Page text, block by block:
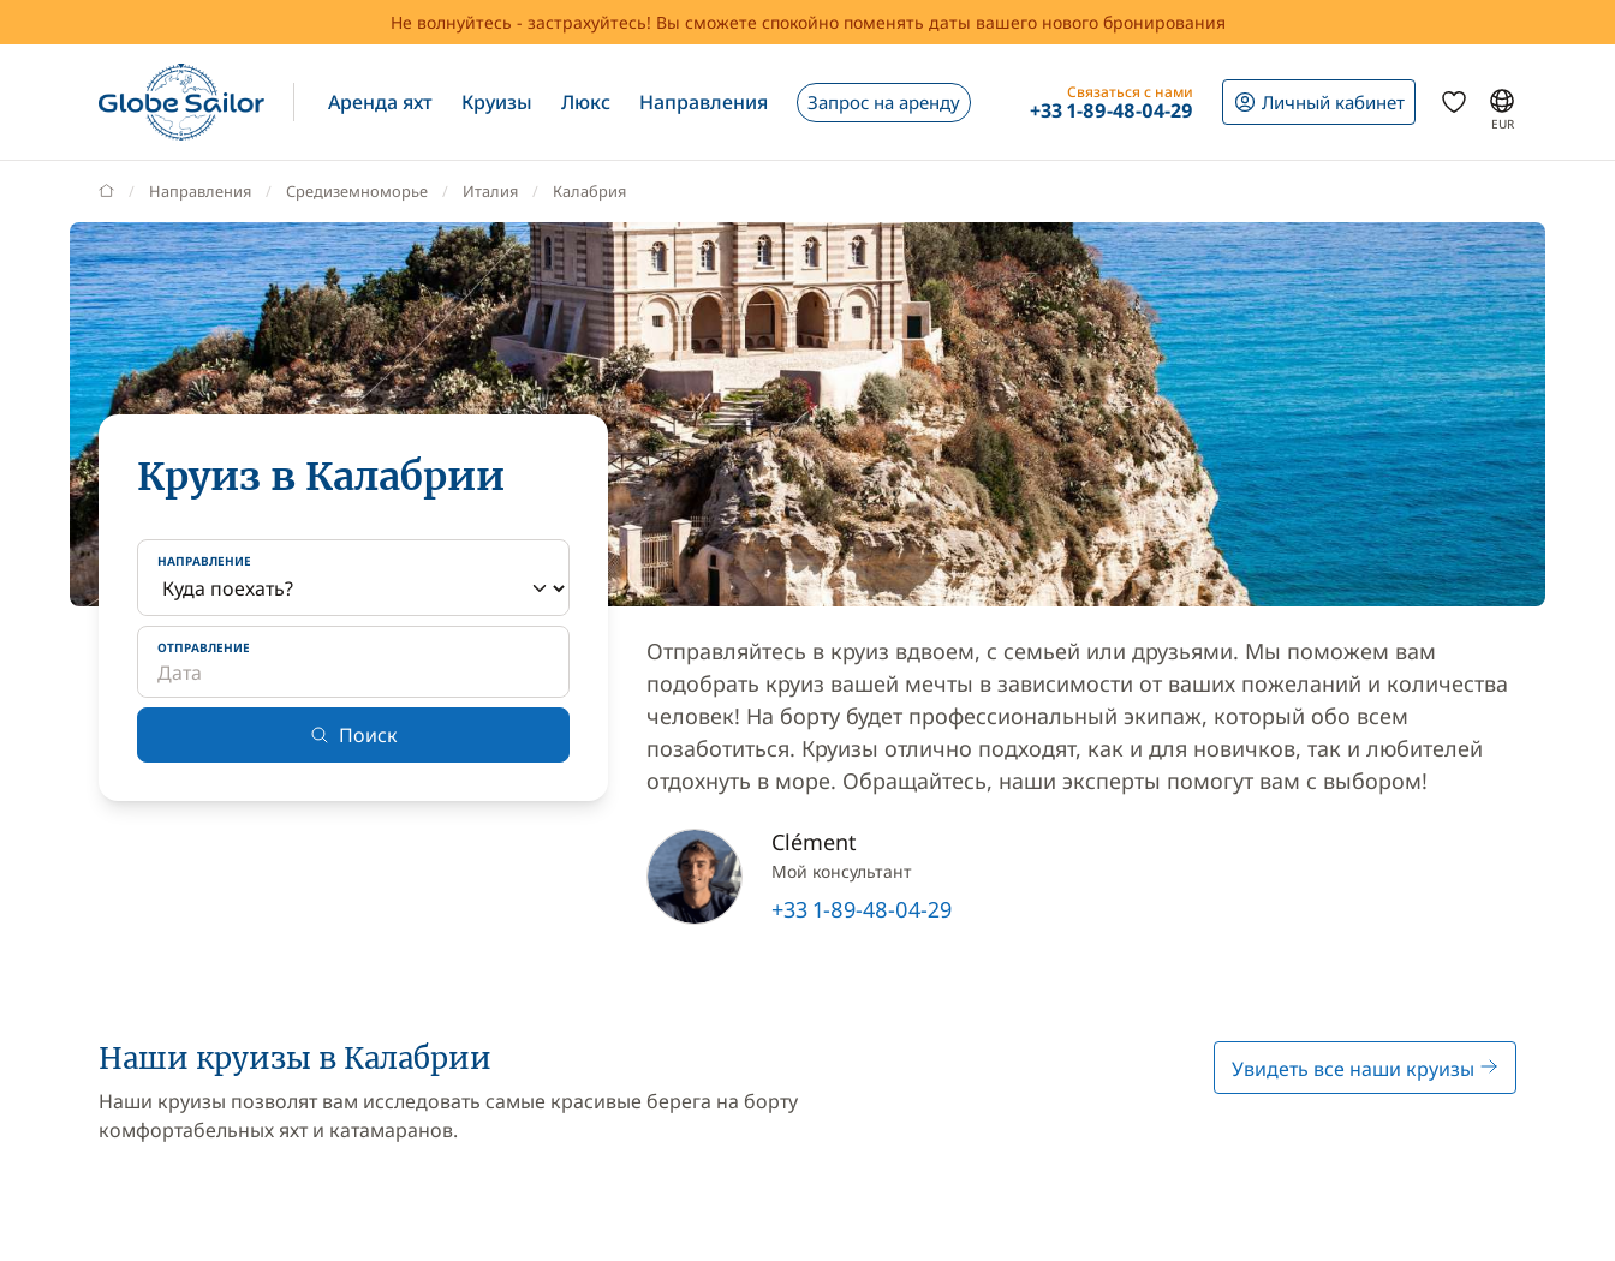
Не волнуйтесь - застрахуйтесь! Вы сможете спокойно поменять даты вашего нового бронирования
Аренда яхт Круизы Люкс Направления Запрос на аренду Связаться с нами
+33 1-89-48-04-29 Личный кабинет
EUR
GlobeSailor
Направления Средиземноморье Италия Калабрия
Круиз в Калабрии
НАПРАВЛЕНИЕ
ОТПРАВЛЕНИЕ
Поиск
Отправляйтесь в круиз вдвоем, с семьей или друзьями. Мы поможем вам
подобрать круиз вашей мечты в зависимости от ваших пожеланий и количества
человек! На борту будет профессиональный экипаж, который обо всем
позаботиться. Круизы отлично подходят, как и для новичков, так и любителей
отдохнуть в море. Обращайтесь, наши эксперты помогут вам с выбором!
Clément
Мой консультант
+33 1-89-48-04-29
Наши круизы в Калабрии
Наши круизы позволят вам исследовать самые красивые берега на борту
комфортабельных яхт и катамаранов.
Увидеть все наши круизы